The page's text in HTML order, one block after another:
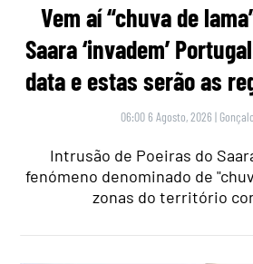
Vem aí “chuva de
Saara ‘invadem’
data e estas serão as
06:00 6 Agosto, 2026 |
Intrusão de Poeiras do
fenómeno denominado de
zonas do território